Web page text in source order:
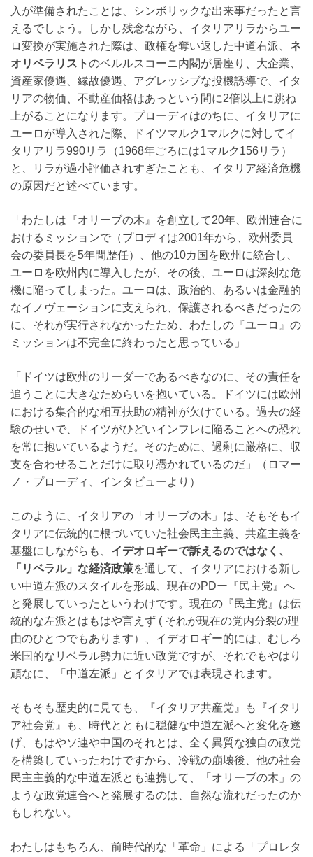
入が準備されたことは、シンボリックな出来事だったと言
えるでしょう。しかし残念ながら、イタリアリラからユー
ロ変換が実施された際は、政権を奪い返した中道右派、 ネ
オリベラリストのベルルスコーニ内閣が居座り、大企業、
資産家優遇、縁故優遇、アグレッシブな投機誘導で、イタ
リアの物価、不動産価格はあっという間に2倍以上に跳ね
上がることになります。プローディはのちに、イタリアに
ユーロが導入された際、ドイツマルク1マルクに対してイ
タリアリラ990リラ（1968年ごろには1マルク156リラ）
と、リラが過小評価されすぎたことも、イタリア経済危機
の原因だと述べています。
「わたしは『オリーブの木』を創立して20年、欧州連合に
おけるミッションで（プロディは2001年から、欧州委員
会の委員長を5年間歴任）、他の10カ国を欧州に統合し、
ユーロを欧州内に導入したが、その後、ユーロは深刻な危
機に陥ってしまった。ユーロは、政治的、あるいは金融的
なイノヴェーションに支えられ、保護されるべきだったの
に、それが実行されなかったため、わたしの『ユーロ』の
ミッションは不完全に終わったと思っている」
「ドイツは欧州のリーダーであるべきなのに、その責任を
追うことに大きなためらいを抱いている。ドイツには欧州
における集合的な相互扶助の精神が欠けている。過去の経
験のせいで、ドイツがひどいインフレに陥ることへの恐れ
を常に抱いているようだ。そのために、過剰に厳格に、収
支を合わせることだけに取り憑かれているのだ」（ロマー
ノ・プローディ、インタビューより）
このように、イタリアの「オリーブの木」は、そもそもイ
タリアに伝統的に根づいていた社会民主主義、共産主義を
基盤にしながらも、 イデオロギーで訴えるのではなく、
「リベラル」な経済政策を通して、イタリアにおける新し
い中道左派のスタイルを形成、現在のPDー『民主党』へ
と発展していったというわけです。現在の『民主党』は伝
統的な左派とはもはや言えず ( それが現在の党内分裂の理
由のひとつでもあります）、イデオロギー的には、むしろ
米国的なリベラル勢力に近い政党ですが、それでもやはり
頑なに、「中道左派」とイタリアでは表現されます。
そもそも歴史的に見ても、『イタリア共産党』も『イタリ
ア社会党』も、時代とともに穏健な中道左派へと変化を遂
げ、もはやソ連や中国のそれとは、全く異質な独自の政党
を構築していったわけですから、冷戦の崩壊後、他の社会
民主主義的な中道左派とも連携して、「オリーブの木」の
ような政党連合へと発展するのは、自然な流れだったのか
もしれない。
わたしはもちろん、前時代的な「革命」による「プロレタ